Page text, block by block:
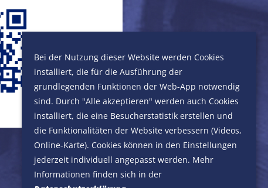
Speichern Speichern
St.-Joseph-Kirche
Grillostraße 62…
Zeche
Gewerkenstraße
Bei der Nutzung dieser Website werden Cookies
installiert, die für die Ausführung der
grundlegenden Funktionen der Web-App notwendig
sind. Durch "Alle akzeptieren" werden auch Cookies
installiert, die eine Besucherstatistik erstellen und
die Funktionalitäten der Website verbessern (Videos,
Online-Karte). Cookies können in den Einstellungen
jederzeit individuell angepasst werden. Mehr
Informationen finden sich in der